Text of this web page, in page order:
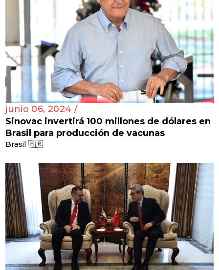
junio 06, 2024 /
Sinovac invertirá 100 millones de dólares en
Brasil para producción de vacunas
Brasil 🇧🇷